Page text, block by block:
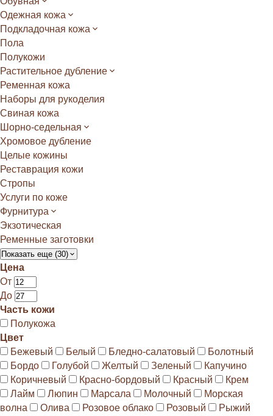
Одежная кожа
Подкладочная кожа
Пола
Полукожи
Растительное дубление
Ременная кожа
Наборы для рукоделия
Свиная кожа
Шорно-седельная
Хромовое дубление
Целые кожины
Реставрация кожи
Стропы
Услуги по коже
Фурнитура
Экзотическая
Ременные заготовки
Показать еще (30)
Цена
От
До
Часть кожи
Полукожа
Цвет
Бежевый
Белый Бледно-салатовый
Болотный
Бордо
Голубой Желтый Зеленый
Капучино
Коричневый
Красно-бордовый Красный
Крем
Лайм
Люпин Марсала Молочный
Морская
волна
Олива Розовое облако Розовый
Рыжий